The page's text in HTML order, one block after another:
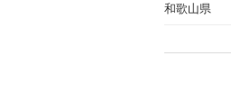
和歌山県